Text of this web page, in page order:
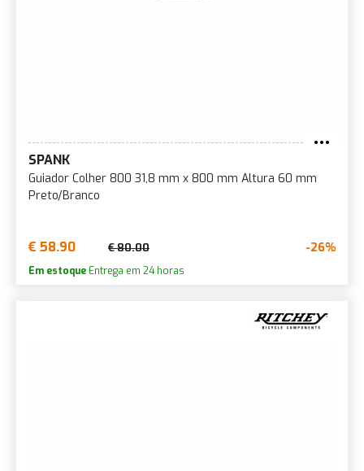
SPANK
Guiador Colher 800 31,8 mm x 800 mm Altura 60 mm
Preto/Branco
€ 58.90 € 80.00 -26%
Em estoque Entrega em 24 horas